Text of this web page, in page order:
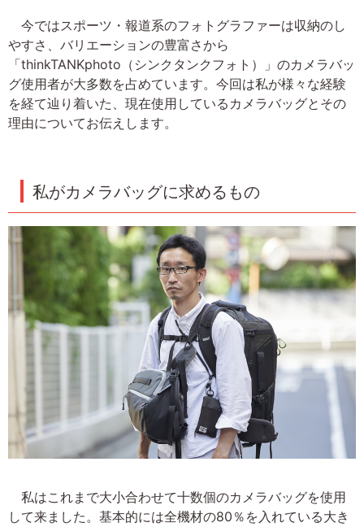
今ではスポーツ・報道系のフォトグラファーは収納のし
やすさ、バリエーションの豊富さから
「thinkTANKphoto（シンクタンクフォト）」のカメラバッ
グ使用者が大多数を占めています。今回は私が様々な経験
を経て辿り着いた、現在使用しているカメラバッグとその
理由についてお伝えします。
私がカメラバッグに求めるもの
私はこれまで大小合わせて十数個のカメラバッグを使用
して来ました。基本的には全機材の80％を入れている大き